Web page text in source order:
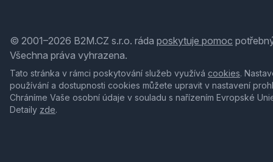
© 2001–2026 B2M.CZ s.r.o. ráda poskytuje pomoc
Všechna práva vyhrazena.
Tato stránka v rámci poskytování služeb využívá cookies.
používání a dostupnosti cookies můžete upravit v nastavení
Chráníme Vaše osobní údaje v souladu s nařízením Evropské
Detaily zde.